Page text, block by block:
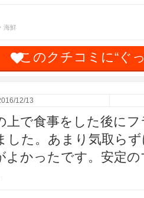
海鮮
このクチコミに“ぐ
12/13
上で食事をした後に
した。あまり気取ら
よかったです。安定